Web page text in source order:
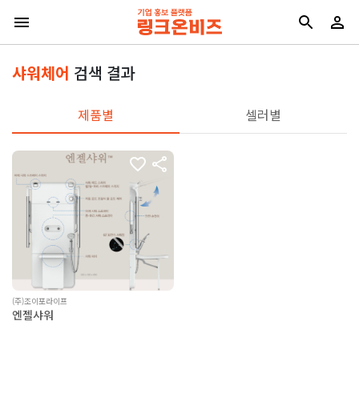
샤워체어 검색 결과
제품별 셀러별
(주)조이포라이프
엔젤샤워